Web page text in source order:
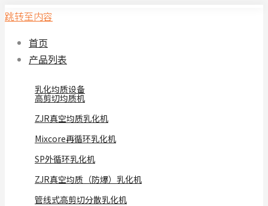
跳转至内容
首页
产品列表
乳化均质设备
高剪切均质机
ZJR真空均质乳化机
Mixcore再循环乳化机
SP外循环乳化机
ZJR真空均质（防爆）乳化机
管线式高剪切分散乳化机